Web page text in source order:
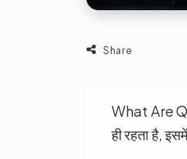
Share
What Are
ही रहता है,